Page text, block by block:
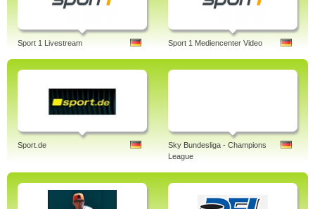
Sport 1 Livestream Sport 1 Mediencenter Video
Sport.de
Sky Bundesliga - Champions
League